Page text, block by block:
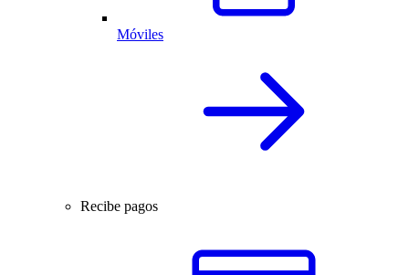
Móviles
Recibe pagos